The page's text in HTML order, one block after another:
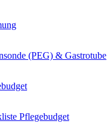
(PEG) & Gastrotube
Pflegebudget